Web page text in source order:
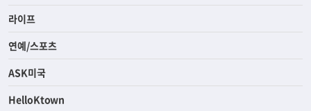
라이프
연예/스포츠
ASK미국
HelloKtown